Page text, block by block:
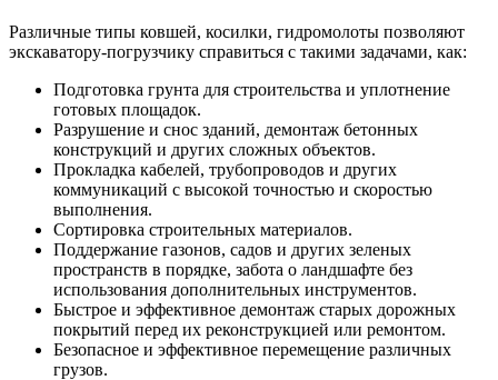
Различные типы ковшей, косилки, гидромолоты позволяют
экскаватору-погрузчику справиться с такими задачами, как:
Подготовка грунта для строительства и уплотнение
готовых площадок.
Разрушение и снос зданий, демонтаж бетонных
конструкций и других сложных объектов.
Прокладка кабелей, трубопроводов и других
коммуникаций с высокой точностью и скоростью
выполнения.
Сортировка строительных материалов.
Поддержание газонов, садов и других зеленых
пространств в порядке, забота о ландшафте без
использования дополнительных инструментов.
Быстрое и эффективное демонтаж старых дорожных
покрытий перед их реконструкцией или ремонтом.
Безопасное и эффективное перемещение различных
грузов.